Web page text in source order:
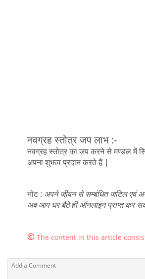
नवग्रह स्तोत्र जप लाभ :-
नवग्रह स्तोत्र का जप करने से मण्डल में
अपना शुभत्व प्रदान करते हैं |
नोट : अपने जीवन से सम्बंधित जटिल एवं
अब आप घर बैठे ही ऑनलाइन प्राप्त कर
© The content in this article